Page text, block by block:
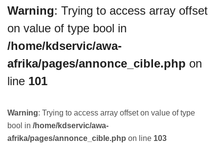
Warning: Trying to access array offset
on value of type bool in
/home/kdservic/awa-
afrika/pages/annonce_cible.php on
line 101
Warning: Trying to access array offset on value of type
bool in /home/kdservic/awa-
afrika/pages/annonce_cible.php on line 103